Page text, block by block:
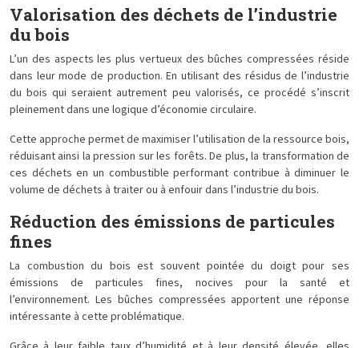
Valorisation des déchets de l’industrie
du bois
L’un des aspects les plus vertueux des bûches compressées réside
dans leur mode de production. En utilisant des résidus de l’industrie
du bois qui seraient autrement peu valorisés, ce procédé s’inscrit
pleinement dans une logique d’économie circulaire.
Cette approche permet de maximiser l’utilisation de la ressource bois,
réduisant ainsi la pression sur les forêts. De plus, la transformation de
ces déchets en un combustible performant contribue à diminuer le
volume de déchets à traiter ou à enfouir dans l’industrie du bois.
Réduction des émissions de particules
fines
La combustion du bois est souvent pointée du doigt pour ses
émissions de particules fines, nocives pour la santé et
l’environnement. Les bûches compressées apportent une réponse
intéressante à cette problématique.